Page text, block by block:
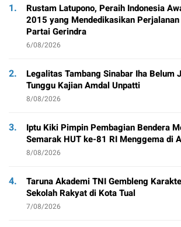
1.
Rustam Latupono, Peraih Indonesia
2015 yang Mendedikasikan
Partai Gerindra
6/08/2026
2.
Legalitas Tambang Sinabar Iha Belum
Tunggu Kajian Amdal Unpatti
8/08/2026
3.
Iptu Kiki Pimpin Pembagian Bendera
Semarak HUT ke-81 RI Menggema di
8/08/2026
4.
Taruna Akademi TNI Gembleng
Sekolah Rakyat di Kota Tual
7/08/2026